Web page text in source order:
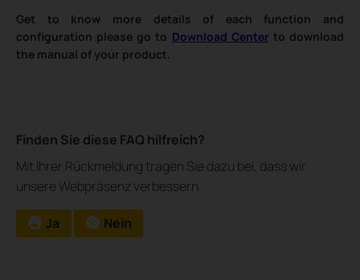
Get to know more details of each function and
configuration please go to Download Center to download
the manual of your product.
Finden Sie diese FAQ hilfreich?
Mit Ihrer Rückmeldung tragen Sie dazu bei, dass wir
unsere Webpräsenz verbessern.
Ja Nein